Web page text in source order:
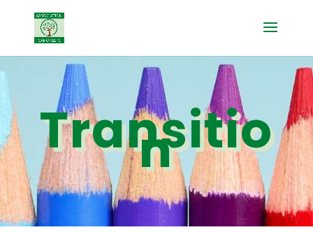
Transitio
n